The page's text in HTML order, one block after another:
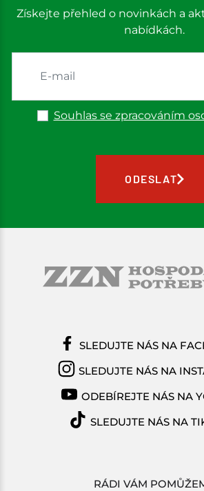
Získejte přehled o novinkách a
nabídkách.
Souhlas se zpracováním
ODESLAT
RÁDI VÁM
SLEDUJTE NÁS NA
SLEDUJTE NÁS NA
ODEBÍREJTE NÁS NA
SLEDUJTE NÁS NA